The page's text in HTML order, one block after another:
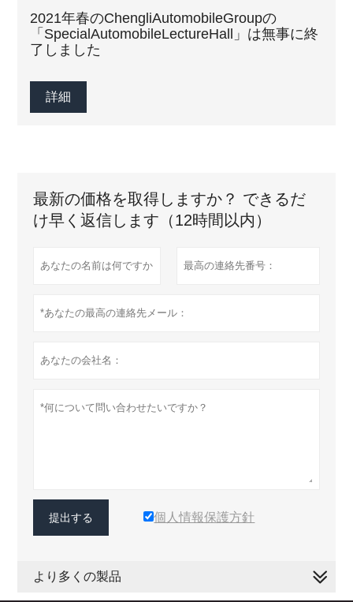
2021年春のChengliAutomobileGroupの
「SpecialAutomobileLectureHall」は無事に終
了しました
詳細
最新の価格を取得しますか？ できるだ
け早く返信します（12時間以内）
提出する 個人情報保護方針
より多くの製品